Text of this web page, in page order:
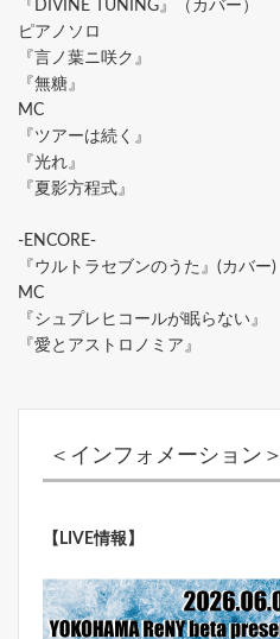
『DIVINE TUNING』（カバー）
ピアノソロ
『言ノ葉ニ咲ク』
『無糖』
MC
『ツアーは続く』
『光れ』
『夏影方程式』
-ENCORE-
『ウルトラセブンのうた』(カバー)
MC
『シュプレヒコールが眠らない』
『愛とアストロノミア』
＜インフォメーション＞
【LIVE情報】